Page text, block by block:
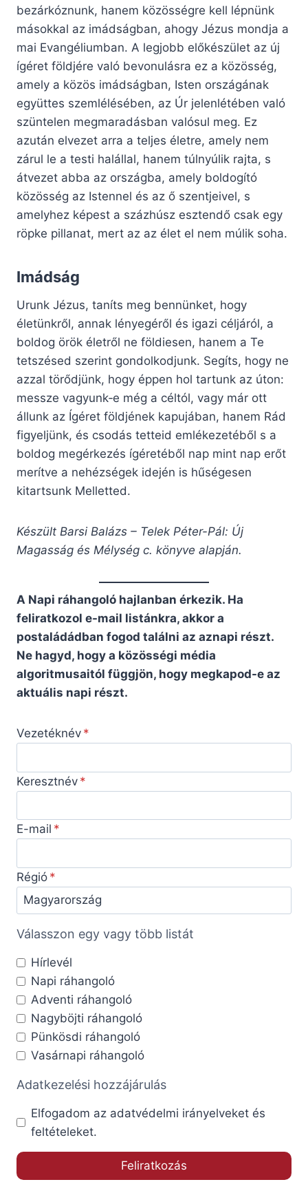
bezárkóznunk, hanem közösségre kell lépnünk
másokkal az imádságban, ahogy Jézus mondja a
mai Evangéliumban. A legjobb előkészület az új
ígéret földjére való bevonulásra ez a közösség,
amely a közös imádságban, Isten országának
együttes szemlélésében, az Úr jelenlétében való
szüntelen megmaradásban valósul meg. Ez
azután elvezet arra a teljes életre, amely nem
zárul le a testi halállal, hanem túlnyúlik rajta, s
átvezet abba az országba, amely boldogító
közösség az Istennel és az ő szentjeivel, s
amelyhez képest a százhúsz esztendő csak egy
röpke pillanat, mert az az élet el nem múlik soha.
Imádság
Urunk Jézus, taníts meg bennünket, hogy
életünkről, annak lényegéről és igazi céljáról, a
boldog örök életről ne földiesen, hanem a Te
tetszésed szerint gondolkodjunk. Segíts, hogy ne
azzal törődjünk, hogy éppen hol tartunk az úton:
messze vagyunk‑e még a céltól, vagy már ott
állunk az Ígéret földjének kapujában, hanem Rád
figyeljünk, és csodás tetteid emlékezetéből s a
boldog megérkezés ígéretéből nap mint nap erőt
merítve a nehézségek idején is hűségesen
kitartsunk Melletted.
Készült Barsi Balázs – Telek Péter-Pál: Új
Magasság és Mélység c. könyve alapján.
A Napi ráhangoló hajlanban érkezik. Ha
feliratkozol e-mail listánkra, akkor a
postaládádban fogod találni az aznapi részt.
Ne hagyd, hogy a közösségi média
algoritmusaitól függjön, hogy megkapod-e az
aktuális napi részt.
Vezetéknév
Keresztnév
E-mail
Régió
Válasszon egy vagy több listát
Hírlevél
Napi ráhangoló
Adventi ráhangoló
Nagyböjti ráhangoló
Pünkösdi ráhangoló
Vasárnapi ráhangoló
Adatkezelési hozzájárulás
Elfogadom az adatvédelmi irányelveket és
feltételeket.